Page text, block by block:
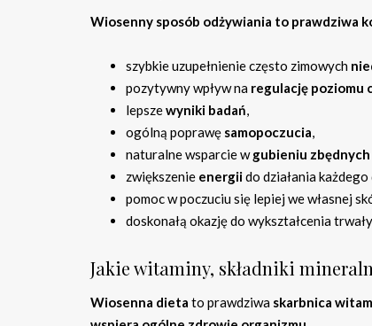
Wiosenny sposób odżywiania to prawdziwa
szybkie uzupełnienie często zimowych
pozytywny wpływ na regulację poziomu
lepszewyniki badań,
ogólną poprawę samopoczucia,
naturalne wsparcie wgubieniu
zwiększenie energiido działania każdego
pomoc w poczuciu się lepiej we własnej
doskonałą okazję do wykształcenia
Jakie witaminy, składniki
Wiosenna dieta to prawdziwa skarbnica